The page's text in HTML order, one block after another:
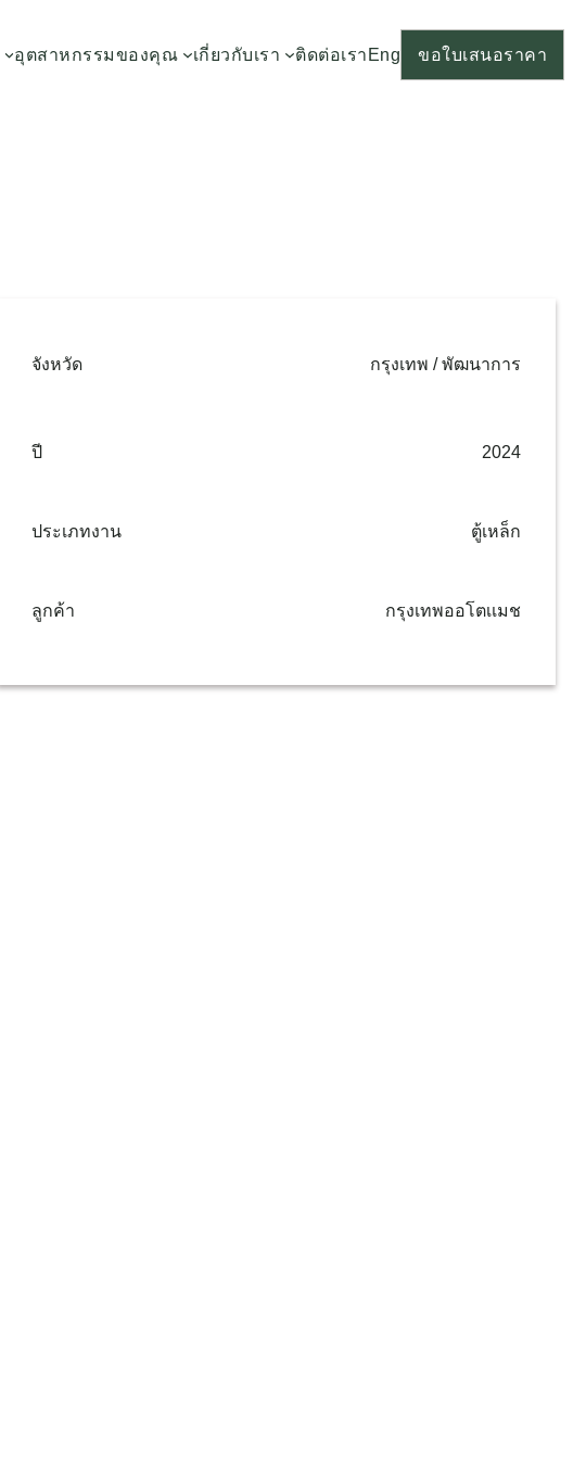
อุตสาหกรรมของคุณ เกี่ยวกับเรา ติดต่อเรา Eng ขอใบเสนอราคา
จังหวัด กรุงเทพ / พัฒนาการ
ปี 2024
ประเภทงาน ตู้เหล็ก
ลูกค้า กรุงเทพออโตเเมช